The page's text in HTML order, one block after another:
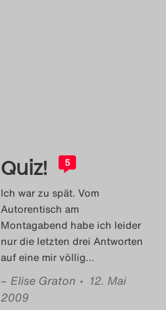
Quiz! 5
Ich war zu spät. Vom
Autorentisch am
Montagabend habe ich leider
nur die letzten drei Antworten
auf eine mir völlig…
– Elise Graton • 12. Mai
2009